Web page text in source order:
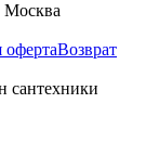
Москва
Возврат
сантехники